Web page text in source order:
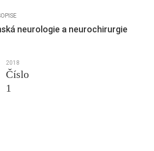
neurologie a neurochirurgie
2018
Číslo
1